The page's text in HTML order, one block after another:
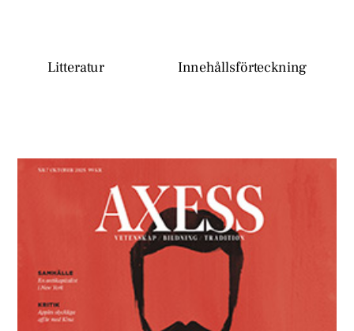
Litteratur Innehållsförteckning